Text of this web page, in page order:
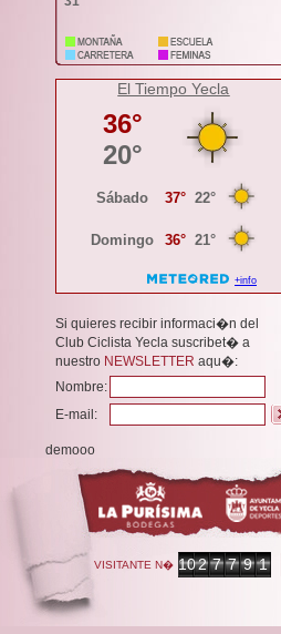
El Tiempo Yecla
Si quieres recibir informaci�n del
Club Ciclista Yecla suscribet� a
nuestro NEWSLETTER aqu�:
Nombre:
E-mail:
demooo
VISITANTE N� 102 7 7 9 1